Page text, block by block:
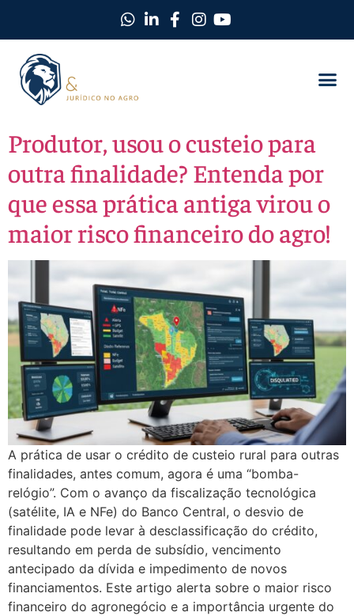
Produtor, usou o custeio para
outra finalidade? Entenda por
que essa prática antiga virou o
maior risco financeiro do agro!
A prática de usar o crédito de custeio rural para outras
finalidades, antes comum, agora é uma “bomba-
relógio”. Com o avanço da fiscalização tecnológica
(satélite, IA e NFe) do Banco Central, o desvio de
finalidade pode levar à desclassificação do crédito,
resultando em perda de subsídio, vencimento
antecipado da dívida e impedimento de novos
financiamentos. Este artigo alerta sobre o maior risco
financeiro do agronegócio e a importância urgente do